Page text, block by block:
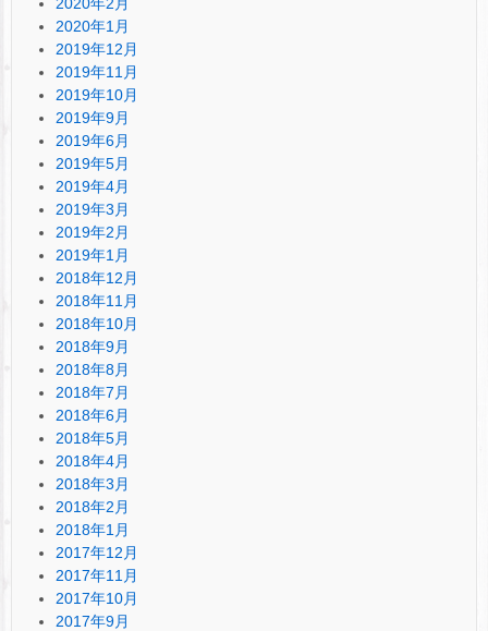
2020年1月
2019年12月
2019年11月
2019年10月
2019年9月
2019年6月
2019年5月
2019年4月
2019年3月
2019年2月
2019年1月
2018年12月
2018年11月
2018年10月
2018年9月
2018年8月
2018年7月
2018年6月
2018年5月
2018年4月
2018年3月
2018年2月
2018年1月
2017年12月
2017年11月
2017年10月
2017年9月